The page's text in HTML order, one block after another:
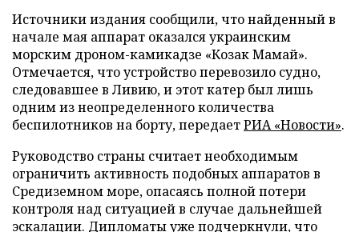
Источники издания сообщили, что найденный в
начале мая аппарат оказался украинским
морским дроном-камикадзе «Козак Мамай».
Отмечается, что устройство перевозило судно,
следовавшее в Ливию, и этот катер был лишь
одним из неопределенного количества
беспилотников на борту, передаетРИА «Новости».
Руководство страны считает необходимым
ограничить активность подобных аппаратов в
Средиземном море, опасаясь полной потери
контроля над ситуацией в случае дальнейшей
эскалации. Дипломаты уже подчеркнули, что